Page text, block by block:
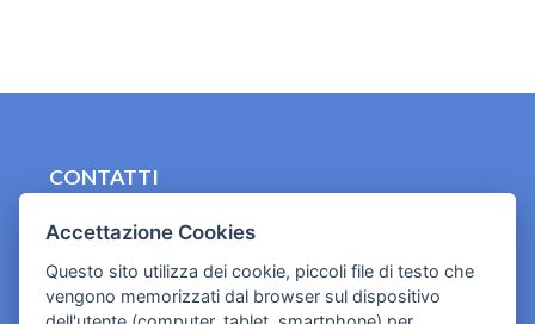
CONTATTI
Cookies e informativa privacy
Accettazione Cookies
Questo sito utilizza dei cookie, piccoli file di testo che
vengono memorizzati dal browser sul dispositivo